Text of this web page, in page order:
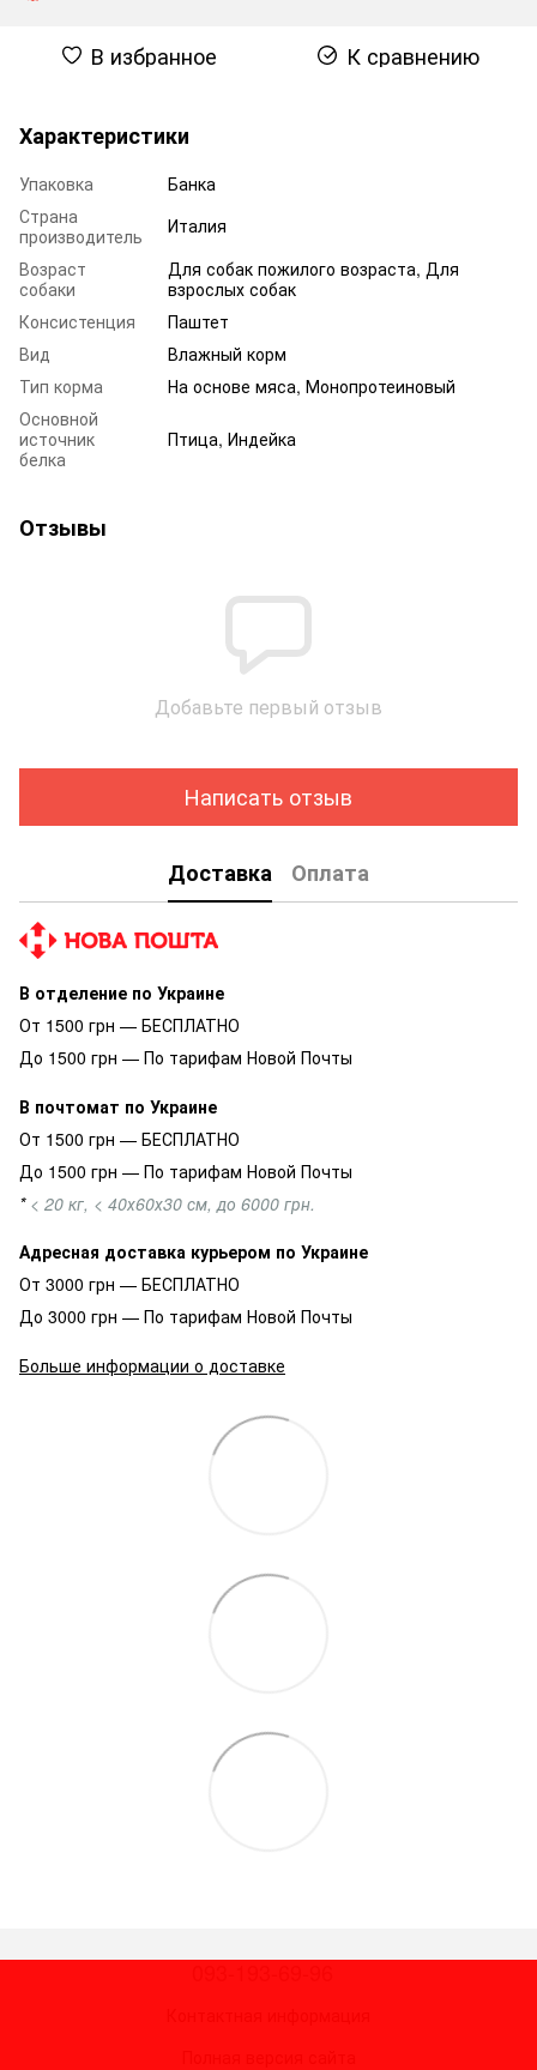
В избранное К сравнению
Характеристики
Упаковка
Банка
Страна
производитель
Италия
Возраст
собаки
Для собак пожилого возраста, Для
взрослых собак
Консистенция
Паштет
Вид
Влажный корм
Тип корма
На основе мяса, Монопротеиновый
Основной
источник
белка
Птица, Индейка
Отзывы
Добавьте первый отзыв
Написать отзыв
Доставка Оплата
В отделение по Украине
От 1500 грн — БЕСПЛАТНО
До 1500 грн — По тарифам Новой Почты
В почтомат по Украине
От 1500 грн — БЕСПЛАТНО
До 1500 грн — По тарифам Новой Почты
* < 20 кг, < 40х60х30 см, до 6000 грн.
Адресная доставка курьером по Украине
От 3000 грн — БЕСПЛАТНО
До 3000 грн — По тарифам Новой Почты
Больше информации о доставке